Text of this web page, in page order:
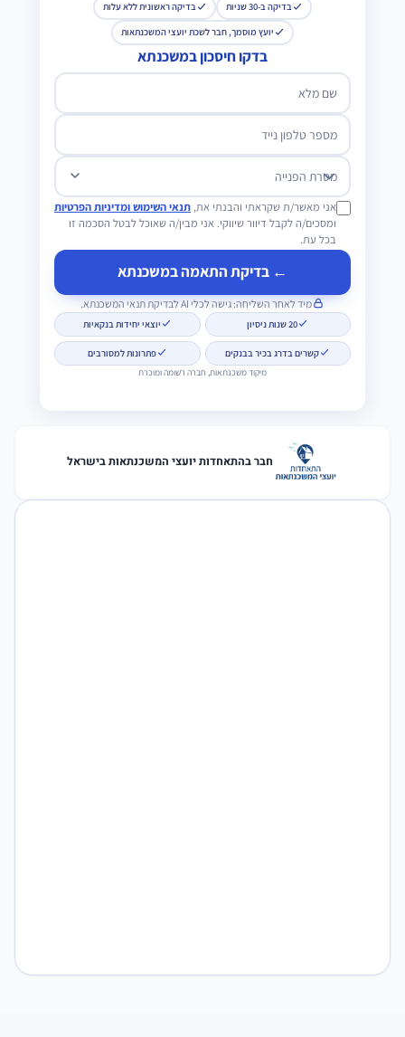
בדיקה ב-30 שניות
בדיקה ראשונית ללא עלות
יועץ מוסמך, חבר לשכת יועצי המשכנתאות
בדקו חיסכון במשכנתא
שם מלא
מספר טלפון נייד
מטרת הפנייה
אני מאשר/ת שקראתי והבנתי את, תנאי השימוש ומדיניות הפרטיות
ומסכים/ה לקבל דיוור שיווקי. אני מבין/ה שאוכל לבטל הסכמה זו
בכל עת.
← בדיקת התאמה במשכנתא
מיד לאחר השליחה: גישה לכלי AI לבדיקת תנאי המשכנתא.
20 שנות ניסיון יוצאי יחידות בנקאיות
קשרים בדרג בכיר בבנקים פתרונות למסורבים
מיקוד משכנתאות, חברה רשומה ומוכרת
חבר בהתאחדות יועצי המשכנתאות בישראל